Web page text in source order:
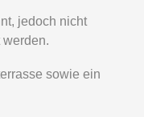
jedoch nicht
sowie ein